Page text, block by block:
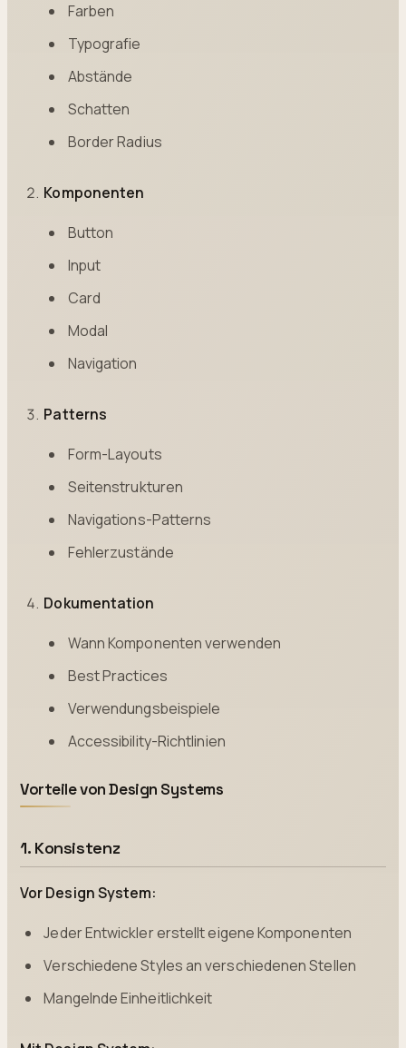
Farben
Typografie
Abstände
Schatten
Border Radius
Komponenten
Button
Input
Card
Modal
Navigation
Patterns
Form-Layouts
Seitenstrukturen
Navigations-Patterns
Fehlerzustände
Dokumentation
Wann Komponenten verwenden
Best Practices
Verwendungsbeispiele
Accessibility-Richtlinien
Vorteile von Design Systems
1. Konsistenz
Vor Design System:
Jeder Entwickler erstellt eigene Komponenten
Verschiedene Styles an verschiedenen Stellen
Mangelnde Einheitlichkeit